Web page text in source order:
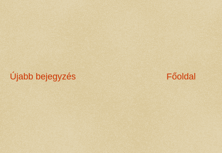
Újabb bejegyzés Főoldal